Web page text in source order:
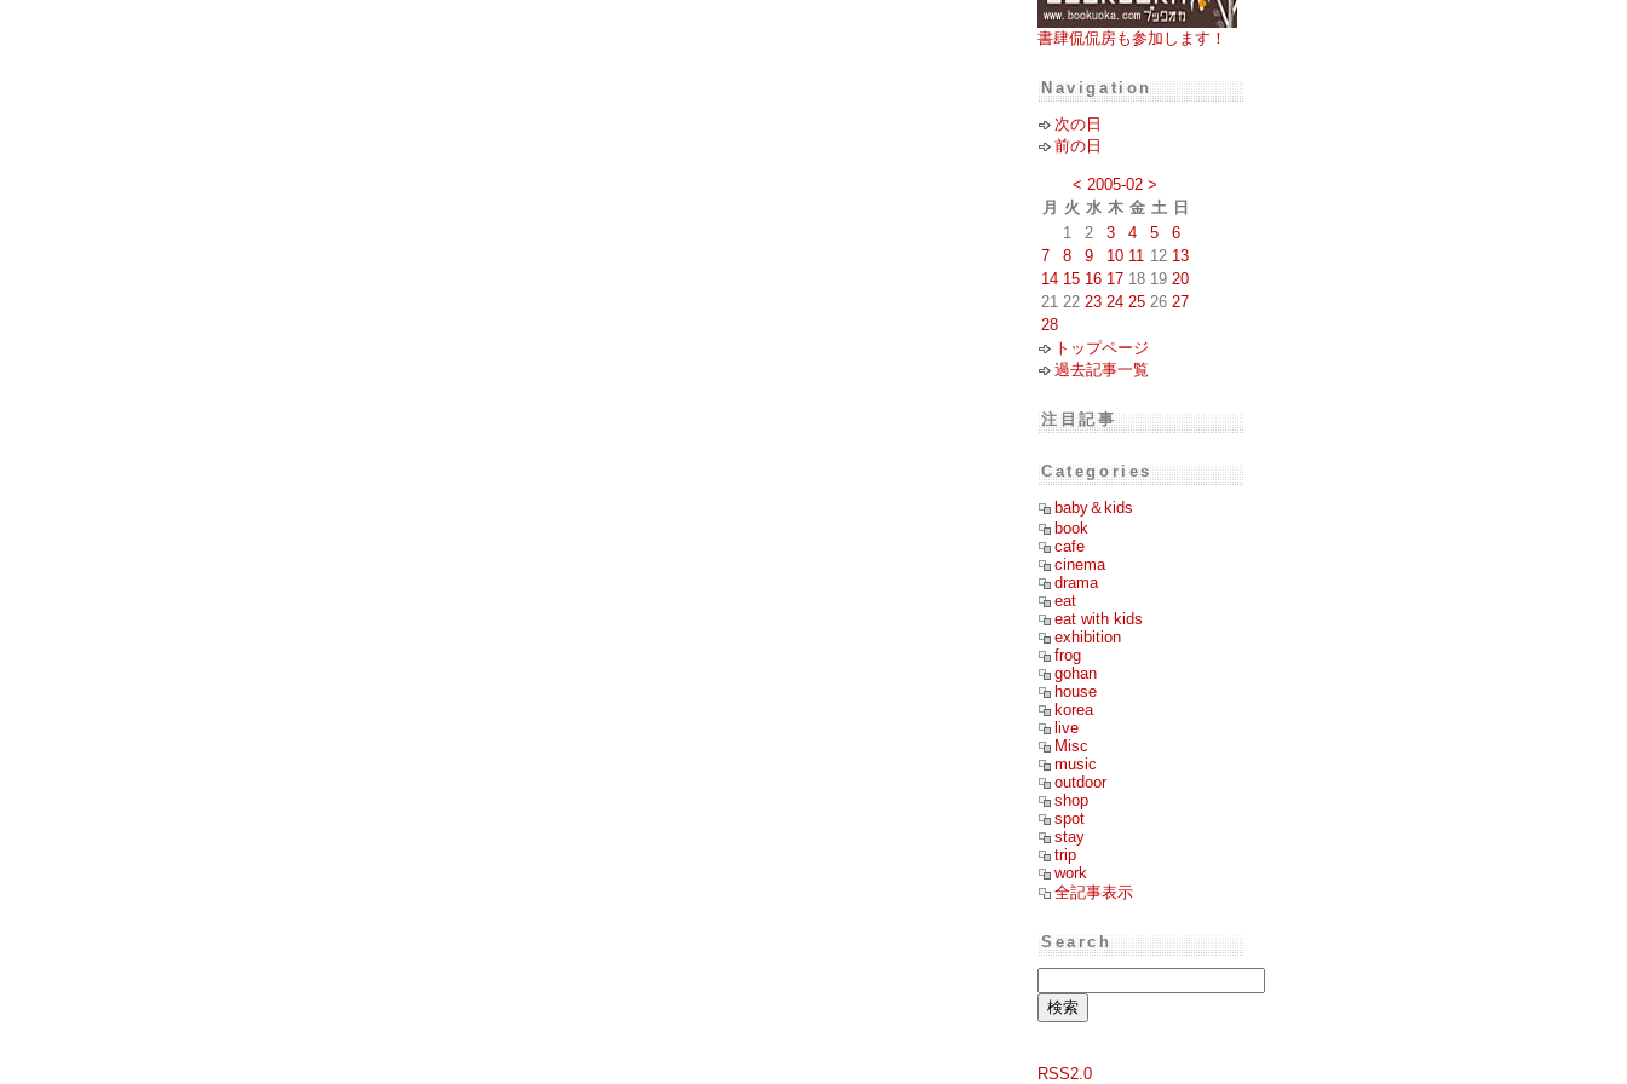
書肆侃侃房も参加します！
Navigation
次の日
前の日
< 2005-02 >
月
火 水 木 金 土 日
1
2 3 4 5
6
7
8 9 10 11 12 13
14 15 16 17 18 19 20
21 22 23 24 25 26 27
28
トップページ
過去記事一覧
注目記事
Categories
baby＆kids
book
cafe
cinema
drama
eat
eat with kids
exhibition
frog
gohan
house
korea
live
Misc
music
outdoor
shop
spot
stay
trip
work
全記事表示
Search
RSS2.0